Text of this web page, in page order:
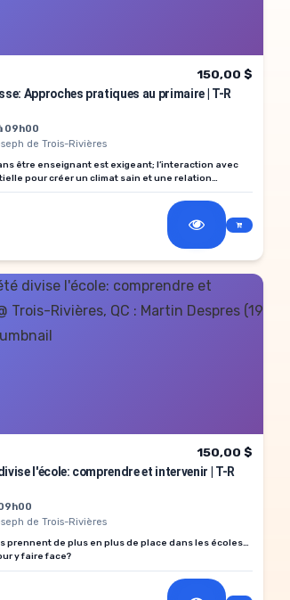
150,00 $
Approches pratiques au primaire | T-R
09h00
de Trois-Rivières
être enseignant est exigeant; l’interaction avec
pour créer un climat sain et une relation
150,00 $
l'école: comprendre et intervenir | T-R
de Trois-Rivières
prennent de plus en plus de place dans les écoles…
y faire face?